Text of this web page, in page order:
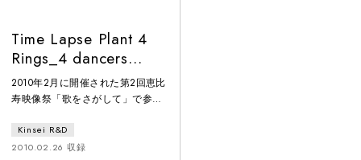
Time Lapse Plant 4
Rings_4 dancers
improvisation (2010)
2010年2月に開催された第2回恵比
寿映像祭「歌をさがして」で参加
インスタレーション作品『Time
Lapse Plant 4 Rings』に於いて、
Kinsei R&D
2010.02.26 収録